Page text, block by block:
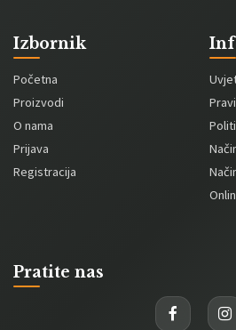
Izbornik
Početna
Proizvodi
O nama
Prijava
Registracija
Pratite nas